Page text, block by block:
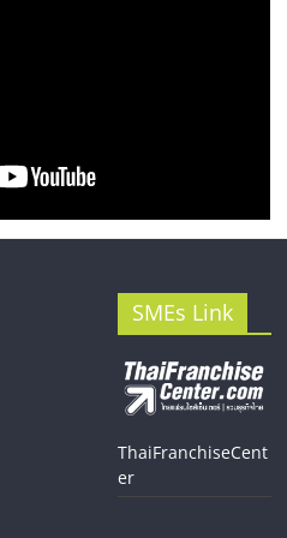
SMEs Link
ThaiFranchiseCent
er